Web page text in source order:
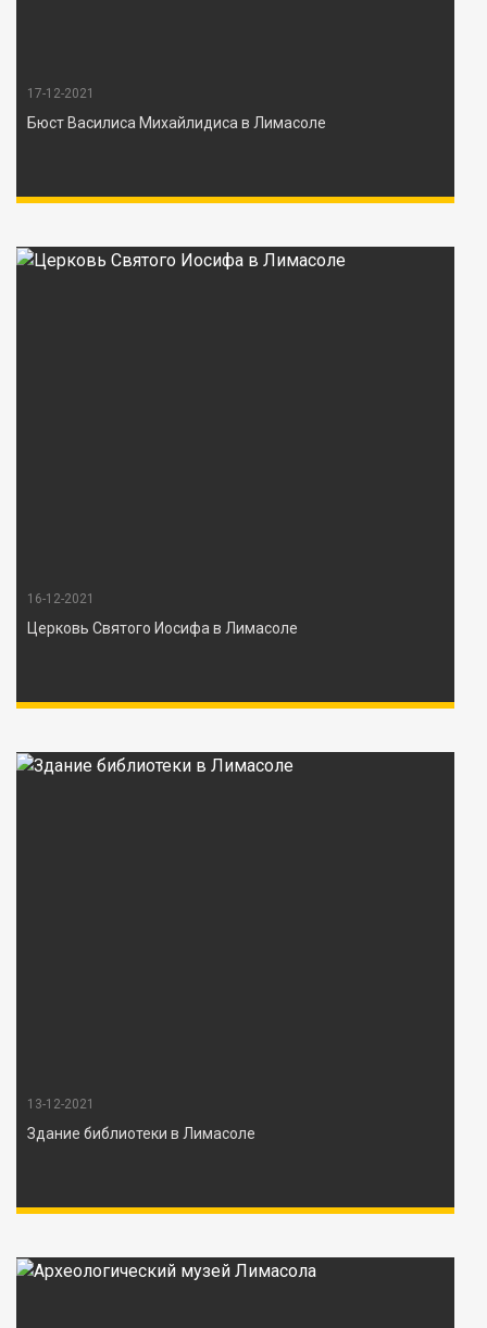
17-12-2021
Бюст Василиса Михайлидиса в Лимасоле
16-12-2021
Церковь Святого Иосифа в Лимасоле
13-12-2021
Здание библиотеки в Лимасоле